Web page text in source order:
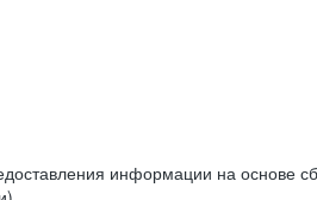
информации на основе